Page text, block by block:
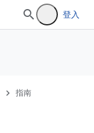
登入
指南